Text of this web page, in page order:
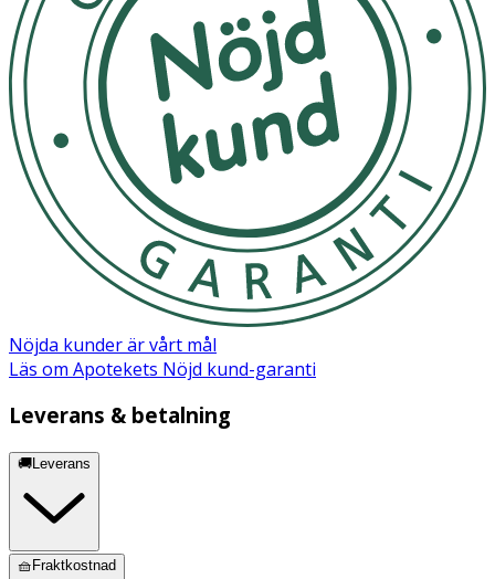
Nöjda kunder är vårt mål
Läs om Apotekets Nöjd kund-garanti
Leverans & betalning
🚚Leverans
🧺Fraktkostnad